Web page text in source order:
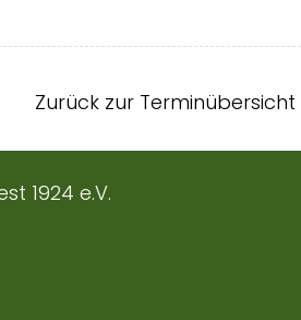
Zurück zur Terminübersicht
1924 e.V.